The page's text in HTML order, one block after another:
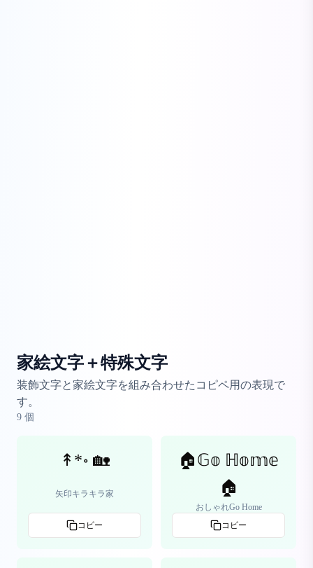
家絵文字＋特殊文字
装飾文字と家絵文字を組み合わせたコピペ用の表現で
す。
9 個
↟*॰ 🏡
矢印キラキラ家
コピー
🏠𝔾𝕠 ℍ𝕠𝕞𝕖
🏠
おしゃれGo Home
コピー